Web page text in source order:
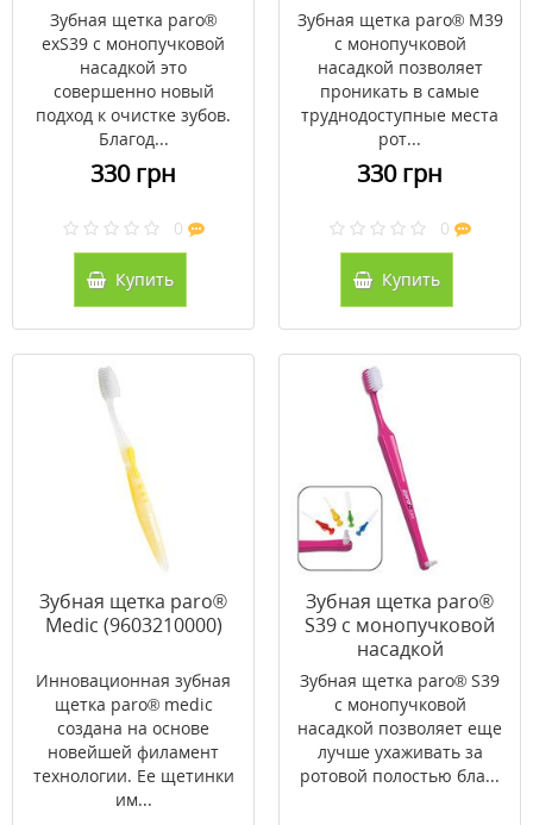
насадкой
(9603210000)
Зубная щетка paro®
exS39 с монопучковой
насадкой это
совершенно новый
подход к очистке зубов.
Благод...
330 грн
0
Купить
(9603210000)
Зубная щетка paro® M39
с монопучковой
насадкой позволяет
проникать в самые
труднодоступные места
рот...
330 грн
0
Купить
Зубная щетка paro®
Medic (9603210000)
Инновационная зубная
щетка paro® medic
создана на основе
новейшей филамент
технологии. Ее щетинки
им...
Зубная щетка paro®
S39 с монопучковой
насадкой
(9603210000)
Зубная щетка paro® S39
с монопучковой
насадкой позволяет еще
лучше ухаживать за
ротовой полостью бла...